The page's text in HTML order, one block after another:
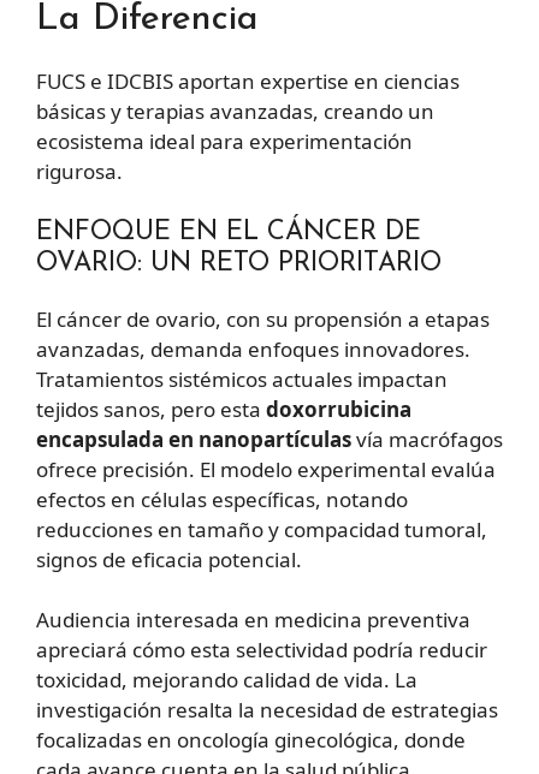
La Diferencia
FUCS e IDCBIS aportan expertise en ciencias
básicas y terapias avanzadas, creando un
ecosistema ideal para experimentación
rigurosa.
ENFOQUE EN EL CÁNCER DE
OVARIO: UN RETO PRIORITARIO
El cáncer de ovario, con su propensión a etapas
avanzadas, demanda enfoques innovadores.
Tratamientos sistémicos actuales impactan
tejidos sanos, pero esta doxorrubicina
encapsulada en nanopartículasvía macrófagos
ofrece precisión. El modelo experimental evalúa
efectos en células específicas, notando
reducciones en tamaño y compacidad tumoral,
signos de eficacia potencial.
Audiencia interesada en medicina preventiva
apreciará cómo esta selectividad podría reducir
toxicidad, mejorando calidad de vida. La
investigación resalta la necesidad de estrategias
focalizadas en oncología ginecológica, donde